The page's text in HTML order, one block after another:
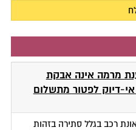
מרמה אינה אבקת
דיוק לפטור מתשלום
רכב בגלל סתירה בזהות